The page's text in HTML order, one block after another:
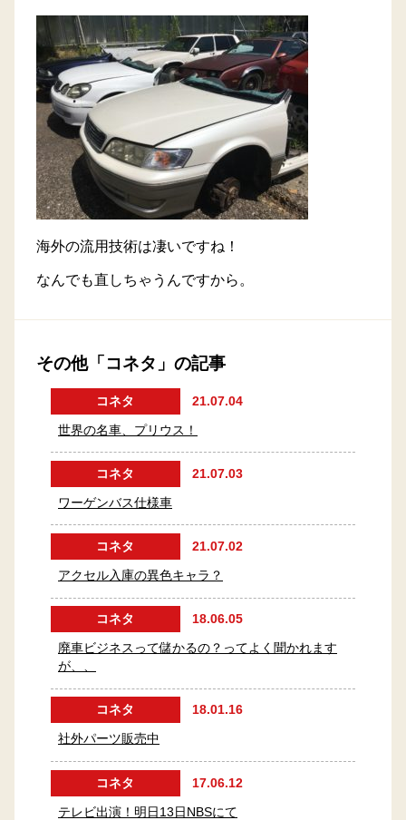
海外の流用技術は凄いですね！
なんでも直しちゃうんですから。
その他「コネタ」の記事
コネタ 21.07.04
世界の名車、プリウス！
コネタ 21.07.03
ワーゲンバス仕様車
コネタ 21.07.02
アクセル入庫の異色キャラ？
コネタ 18.06.05
廃車ビジネスって儲かるの？ってよく聞かれます
が、、
コネタ 18.01.16
社外パーツ販売中
コネタ 17.06.12
テレビ出演！明日13日NBSにて